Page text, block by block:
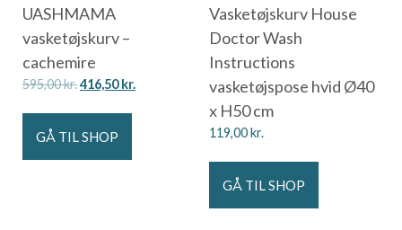
UASHMAMA
vasketøjskurv –
cachemire
595,00kr.416,50kr.
GÅ TIL SHOP
Vasketøjskurv House
Doctor Wash
Instructions
vasketøjspose hvid Ø40
x H50 cm
119,00kr.
GÅ TIL SHOP